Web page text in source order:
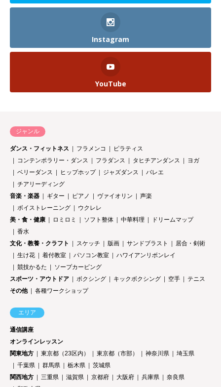
Instagram
YouTube
ジャンル
ダンス・フィットネス フラメンコ
ピラティス
コンテンポラリー・ダンス
フラダンス タヒチアンダンス
ヨガ
ベリーダンス
ヒップホップ ジャズダンス
バレエ
チアリーディング
音楽・楽器
ギター ピアノ ヴァイオリン
声楽
ボイストレーニング
ウクレレ
美・食・健康
ロミロミ ソフト整体 中華料理
ドリームマップ
香水
文化・教養・クラフト
スケッチ 版画 サンドブラスト
居合・剣術
生け花
着付教室 パソコン教室
ハワイアンリボンレイ
競技かるた
ソープカービング
スポーツ・アウトドア
ボクシング キックボクシング 空手
テニス
その他
各種ワークショップ
エリア
通信講座
オンラインレッスン
関東地方
東京都（23区内） 東京都（市部） 神奈川県
埼玉県
千葉県
群馬県 栃木県
茨城県
関西地方
三重県 滋賀県 京都府 大阪府 兵庫県
奈良県